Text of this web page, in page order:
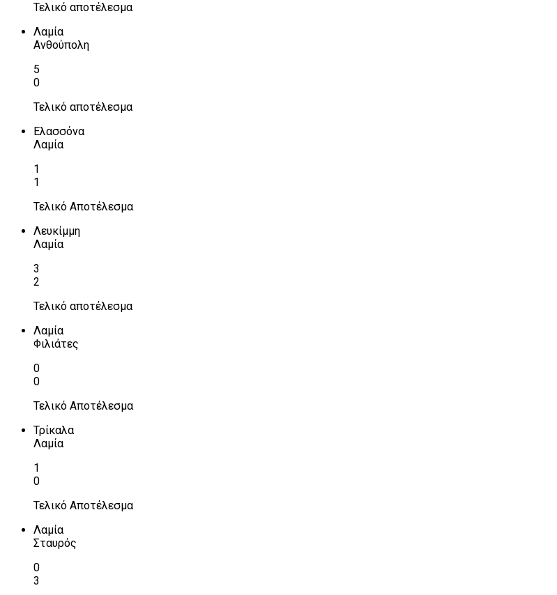
Τελικό αποτέλεσμα
Λαμία
Ανθούπολη
5
0
Τελικό αποτέλεσμα
Ελασσόνα
Λαμία
1
1
Τελικό Αποτέλεσμα
Λευκίμμη
Λαμία
3
2
Τελικό αποτέλεσμα
Λαμία
Φιλιάτες
0
0
Τελικό Αποτέλεσμα
Τρίκαλα
Λαμία
1
0
Τελικό Αποτέλεσμα
Λαμία
Σταυρός
0
3